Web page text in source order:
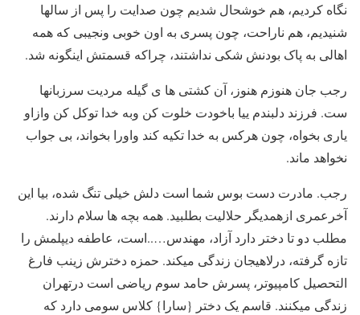
نگاه کردیم، هم خوشحال شدیم چون صدایت را پس از سالها
شنیدیم، هم ناراحت، چون پسری به اون خوبی ونجیبی که همه
اهالی به پاک بودنش شکی نداشتند، چراکه قسمتش اینگونه شد.
رجب جان هنوزم هنوز، آن کشتی ها ی گیله مردیت سرزبانها
ست. فرزند دلبندم ییا باخودت خلوت کن وبه خدا توکل کن وازاو
یاری بخواه، چون هرکس به خدا تکیه کند واورا بخواند، بی جواب
نخواهد ماند.
رجب. مادرت دست بوس شما است دلش خیلی تنگ شده، بیا این
آخرعمری ازهمدیگر حلالیت بطلبید. همه بچه ها سلام دارند.
مطلب دو تا دختر دارد آزاد، مهندس…..است، عاطفه دیپلمش را
تازه گرفته، درلاهیجان زندگی میکند. حمزه دخترش زینب فارغ
التحصیل کامپیوتر، پسرش حامد سوم ریاضی است درتهران
زندگی میکنند. قاسم یک دختر {سارا} کلاس سومی دارد که